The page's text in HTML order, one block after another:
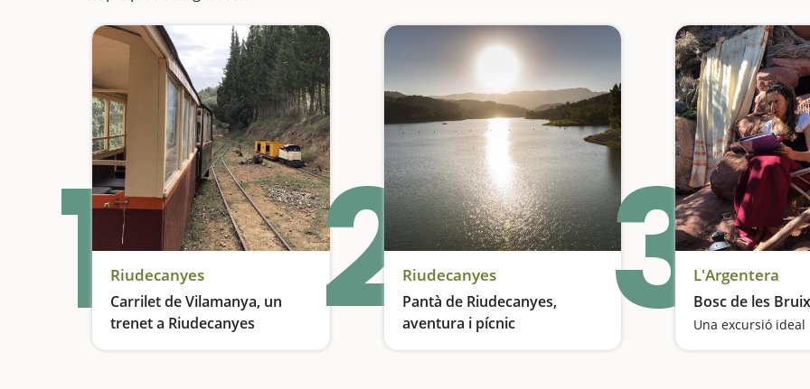
1Riudecanyes
Carrilet de Vilamanya, un
trenet a Riudecanyes
Un trenet enmig de la natura 2Riudecanyes
Pantà de Riudecanyes,
aventura i pícnic
Un pantà amb vistes al mar i zona de pícnic 3L'Argentera
Bosc de les